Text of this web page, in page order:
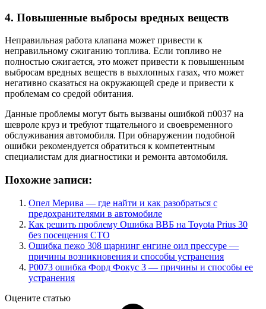
4. Повышенные выбросы вредных веществ
Неправильная работа клапана может привести к
неправильному сжиганию топлива. Если топливо не
полностью сжигается, это может привести к повышенным
выбросам вредных веществ в выхлопных газах, что может
негативно сказаться на окружающей среде и привести к
проблемам со средой обитания.
Данные проблемы могут быть вызваны ошибкой п0037 на
шевроле круз и требуют тщательного и своевременного
обслуживания автомобиля. При обнаружении подобной
ошибки рекомендуется обратиться к компетентным
специалистам для диагностики и ремонта автомобиля.
Похожие записи:
Опел Мерива — где найти и как разобраться с
предохранителями в автомобиле
Как решить проблему Ошибка ВВБ на Toyota Prius 30
без посещения СТО
Ошибка пежо 308 щарнинг енгине оил прессуре —
причины возникновения и способы устранения
P0073 ошибка Форд Фокус 3 — причины и способы ее
устранения
Оцените статью